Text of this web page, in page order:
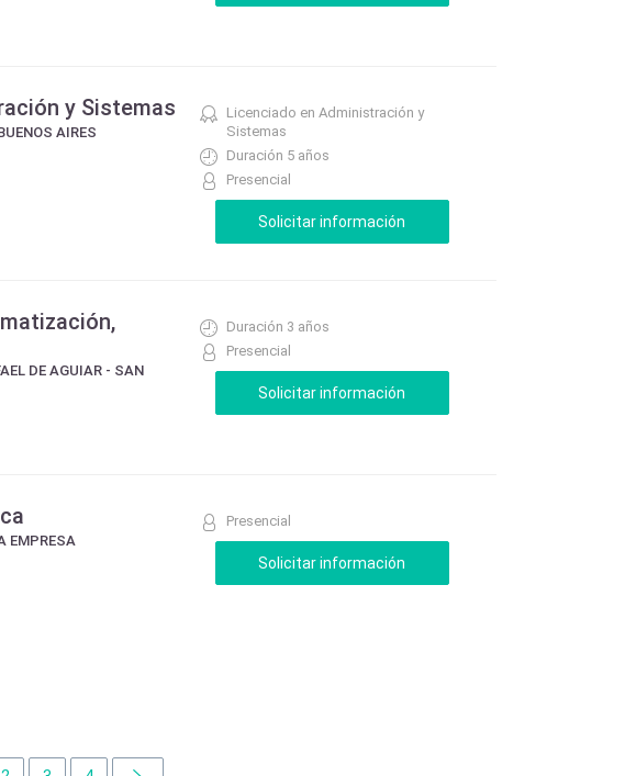
y Sistemas
AIRES
Licenciado en Administración y
Sistemas
Duración 5 años
Presencial
DE AGUIAR - SAN
Duración 3 años
Presencial
EMPRESA
Presencial